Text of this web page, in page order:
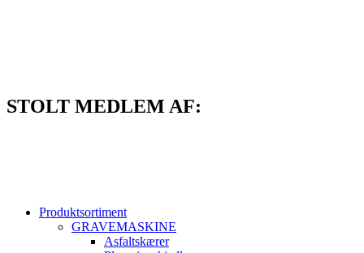
STOLT MEDLEM AF:
Produktsortiment
GRAVEMASKINE
Asfaltskærer